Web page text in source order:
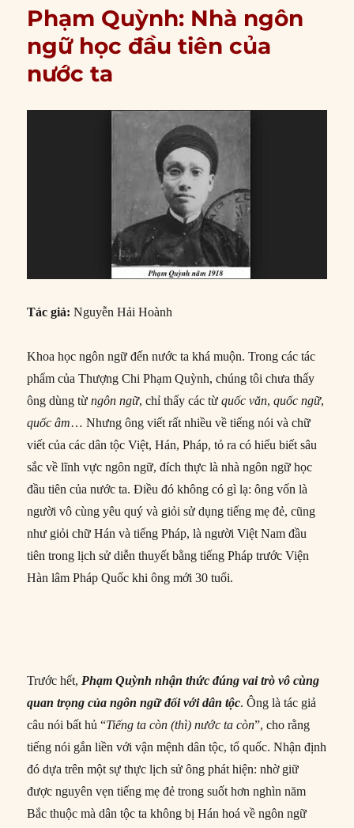
Phạm Quỳnh: Nhà ngôn
ngữ học đầu tiên của
nước ta
Tác giả:Nguyễn Hải Hoành
Khoa học ngôn ngữ đến nước ta khá muộn. Trong các tác
phẩm của Thượng Chi Phạm Quỳnh, chúng tôi chưa thấy
ông dùng từngôn ngữ, chỉ thấy các từquốc văn,quốc ngữ,
quốc âm… Nhưng ông viết rất nhiều về tiếng nói và chữ
viết của các dân tộc Việt, Hán, Pháp, tỏ ra có hiểu biết sâu
sắc về lĩnh vực ngôn ngữ, đích thực là nhà ngôn ngữ học
đầu tiên của nước ta. Điều đó không có gì lạ: ông vốn là
người vô cùng yêu quý và giỏi sử dụng tiếng mẹ đẻ, cũng
như giỏi chữ Hán và tiếng Pháp, là người Việt Nam đầu
tiên trong lịch sử diễn thuyết bằng tiếng Pháp trước Viện
Hàn lâm Pháp Quốc khi ông mới 30 tuổi.
Trước hết,Phạm Quỳnh nhận thức đúng vai trò vô cùng
quan trọng của ngôn ngữ đối vớidân tộc. Ông là tác giả
câu nói bất hủ “Tiếng ta còn (thì)nước ta còn”, cho rằng
tiếng nói gắn liền với vận mệnh dân tộc, tổ quốc. Nhận định
đó dựa trên một sự thực lịch sử ông phát hiện: nhờ giữ
được nguyên vẹn tiếng mẹ đẻ trong suốt hơn nghìn năm
Bắc thuộc mà dân tộc ta không bị Hán hoá về ngôn ngữ